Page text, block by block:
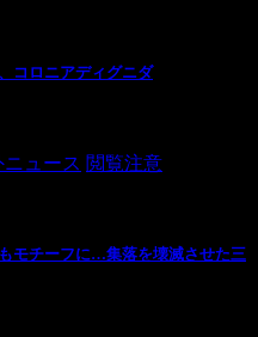
コロニアディグニダ
ニュース 閲覧注意
モチーフに…集落を壊滅させた三